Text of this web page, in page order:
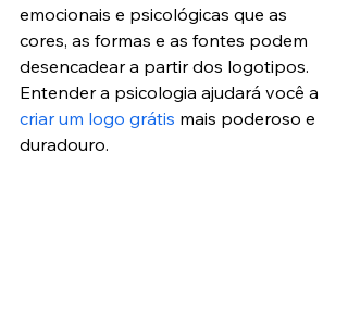
emocionais e psicológicas que as
cores, as formas e as fontes podem
desencadear a partir dos logotipos.
Entender a psicologia ajudará você a
criar um logo grátis mais poderoso e
duradouro.